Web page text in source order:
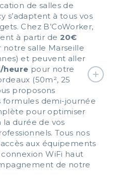
de salles de
s’adaptent à tous vos
Chez B’CoWorker,
à partir de 20€
notre salle Marseille
et peuvent aller
heure pour notre
(50m², 25
proposons
formules demi-journée
pour optimiser
la durée de vos
Tous nos
aux équipements
connexionWiFi haut
de notre